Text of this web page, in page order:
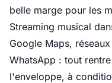
belle marge pour les
Streaming musical
Google Maps,
WhatsApp : tout
l'enveloppe, à